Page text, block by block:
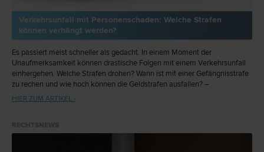
Verkehrsunfall mit Personenschaden: Welche Strafen
können verhängt werden?
Es passiert meist schneller als gedacht. In einem Moment der
Unaufmerksamkeit können drastische Folgen mit einem Verkehrsunfall
einhergehen. Welche Strafen drohen? Wann ist mit einer Gefängnisstrafe
zu rechen und wie hoch können die Geldstrafen ausfallen? –
meinanwalt.at klärt auf.
HIER ZUM ARTIKEL ›